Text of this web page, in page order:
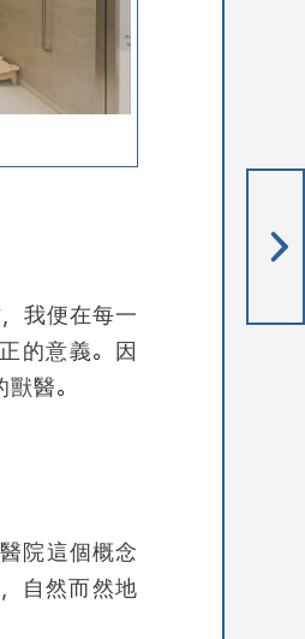
我便在每一
的意義。因
醫。
院這個概念
自然而然地